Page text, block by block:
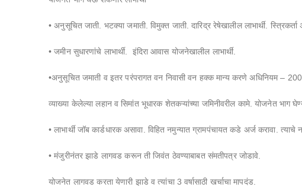
• अनुसूचित जाती. भटक्या जमाती. विमुक्त जाती. दारिद्र रेषेखालील लाभार्थी.
• जमीन सुधारणांचे लाभार्थी. इंदिरा आवास योजनेखालील लाभार्थी.
•अनुसूचित जमाती व इतर परंपरागत वन निवासी वन हक्क मान्य करणे अधिनियम – 2006
व्याख्या केलेल्या लहान व सिमांत भूधारक शेतकऱ्यांच्या जमिनीवरील कामे. योजनेत भाग
• लाभार्थी जॉब कार्डधारक असावा. विहित नमुन्यात ग्रामपंचायत कडे अर्ज करावा.
• मंजुरीनंतर झाडे लागवड करून ती जिवंत ठेवण्याबाबत संमतीपत्र जोडावे.
योजनेत लागवड करता येणारी झाडे व त्यांचा 3 वर्षासाठी खर्चाचा मापदंड.